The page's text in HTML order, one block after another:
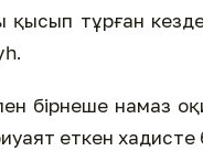
қысып тұрған
бірнеше намаз
еткен хадисте